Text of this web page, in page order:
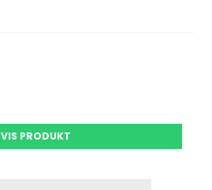
VIS PRODUKT